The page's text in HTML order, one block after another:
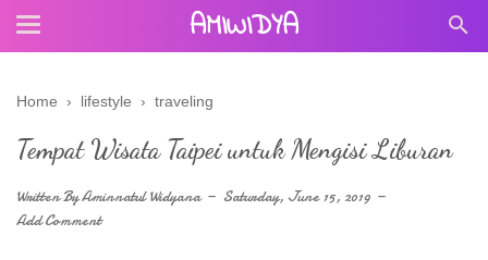
AMIWIDYA
Home › lifestyle › traveling
Tempat Wisata Taipei untuk Mengisi Liburan
Written ByAminnatul Widyana
Saturday, June 15, 2019
Add Comment